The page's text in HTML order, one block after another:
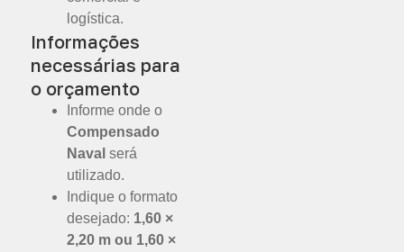
logística.
Informações
necessárias para
o orçamento
Informe onde o
Compensado
Naval será
utilizado.
Indique o formato
desejado: 1,60 ×
2,20 m ou 1,60 ×